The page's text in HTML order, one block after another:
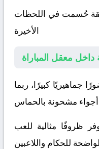
السابقة حُسمت في اللحظات
الأخيرة
جماهيريًا كبيرًا، ربما
مشحونة بالحماس
ظروفًا مثالية للعب
للحكام واللاعبين